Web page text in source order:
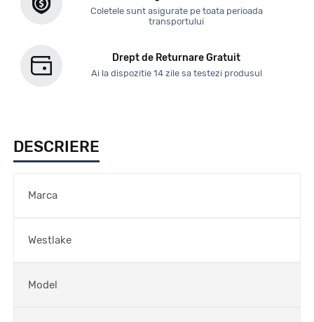
Coletele sunt asigurate pe toata perioada
transportului
Drept de Returnare Gratuit
Ai la dispozitie 14 zile sa testezi produsul
DESCRIERE
Marca
Westlake
Model